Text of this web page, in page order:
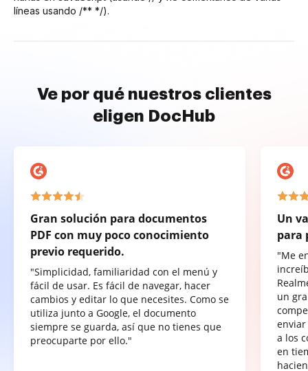
líneas usando /** */).
Ve por qué nuestros clientes
eligen DocHub
Gran solución para documentos
PDF con muy poco conocimiento
previo requerido.
"Simplicidad, familiaridad con el menú y
fácil de usar. Es fácil de navegar, hacer
cambios y editar lo que necesites. Como se
utiliza junto a Google, el documento
siempre se guarda, así que no tienes que
preocuparte por ello."
Un
para
"Me
un
a los
en